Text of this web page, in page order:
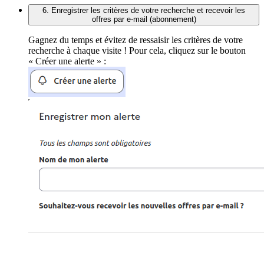
6. Enregistrer les critères de votre recherche et recevoir les
offres par e-mail (abonnement)
Gagnez du temps et évitez de ressaisir les critères de votre
recherche à chaque visite ! Pour cela, cliquez sur le bouton
« Créer une alerte » :